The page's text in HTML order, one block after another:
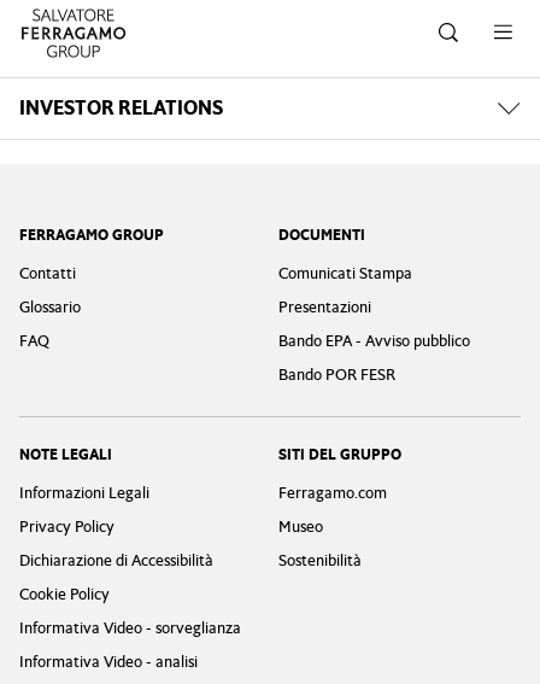
Salta alla navigazione
Salta al contenuto principale
Salta al piè di pagina
INVESTOR RELATIONS
Footer
FERRAGAMO GROUP
Contatti
Glossario
FAQ
DOCUMENTI
Comunicati Stampa
Presentazioni
Bando EPA - Avviso pubblico
Bando POR FESR
NOTE LEGALI
Informazioni Legali
Privacy Policy
Dichiarazione di Accessibilità
Cookie Policy
Informativa Video - sorveglianza
Informativa Video - analisi
SITI DEL GRUPPO
Ferragamo.com
Museo
Sostenibilità